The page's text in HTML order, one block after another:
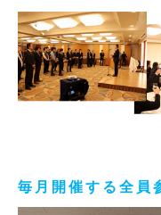
毎月開催する全員